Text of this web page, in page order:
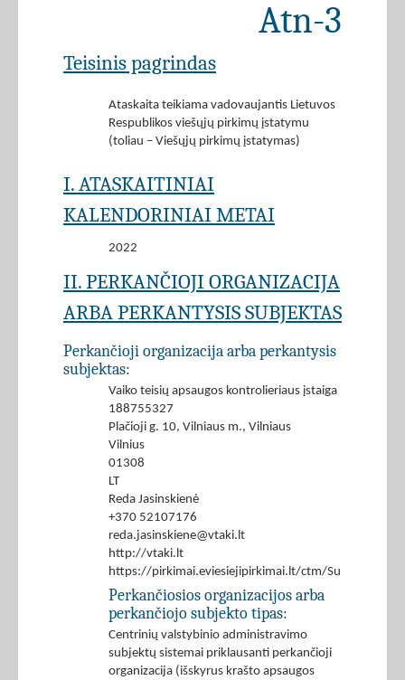
Atn-3
Teisinis pagrindas
Ataskaita teikiama vadovaujantis Lietuvos
Respublikos viešųjų pirkimų įstatymu
(toliau – Viešųjų pirkimų įstatymas)
I. ATASKAITINIAI
KALENDORINIAI METAI
2022
II. PERKANČIOJI ORGANIZACIJA
ARBA PERKANTYSIS SUBJEKTAS
Perkančioji organizacija arba perkantysis
subjektas:
Vaiko teisių apsaugos kontrolieriaus įstaiga
188755327
Plačioji g. 10, Vilniaus m., Vilniaus
Vilnius
01308
LT
Reda Jasinskienė
+370 52107176
reda.jasinskiene@vtaki.lt
http://vtaki.lt
https://pirkimai.eviesiejipirkimai.lt/ctm/Supplier/
Perkančiosios organizacijos arba
perkančiojo subjekto tipas:
Centrinių valstybinio administravimo
subjektų sistemai priklausanti perkančioji
organizacija (išskyrus krašto apsaugos